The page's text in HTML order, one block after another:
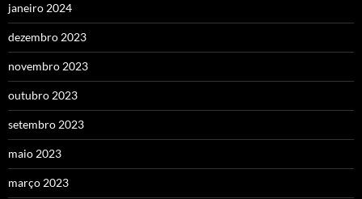
janeiro 2024
dezembro 2023
novembro 2023
outubro 2023
setembro 2023
maio 2023
março 2023